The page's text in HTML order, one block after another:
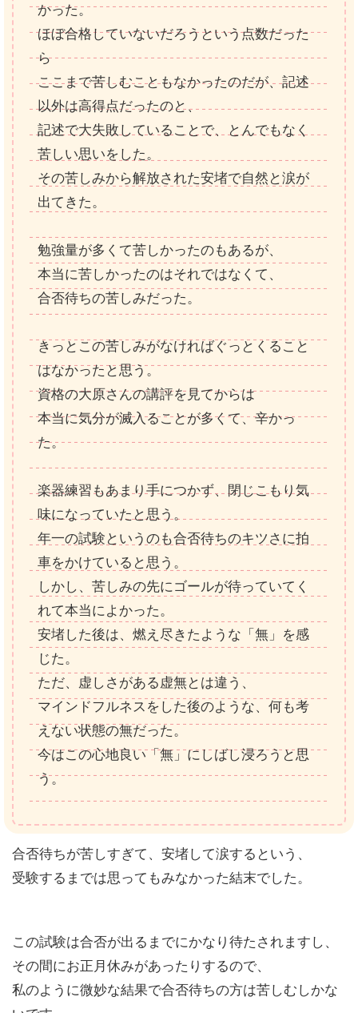
かった。
ほぼ合格していないだろうという点数だった
ら
ここまで苦しむこともなかったのだが、記述
以外は高得点だったのと、
記述で大失敗していることで、とんでもなく
苦しい思いをした。
その苦しみから解放された安堵で自然と涙が
出てきた。
勉強量が多くて苦しかったのもあるが、
本当に苦しかったのはそれではなくて、
合否待ちの苦しみだった。
きっとこの苦しみがなければぐっとくること
はなかったと思う。
資格の大原さんの講評を見てからは
本当に気分が滅入ることが多くて、辛かっ
た。
楽器練習もあまり手につかず、閉じこもり気
味になっていたと思う。
年一の試験というのも合否待ちのキツさに拍
車をかけていると思う。
しかし、苦しみの先にゴールが待っていてく
れて本当によかった。
安堵した後は、燃え尽きたような「無」を感
じた。
ただ、虚しさがある虚無とは違う、
マインドフルネスをした後のような、何も考
えない状態の無だった。
今はこの心地良い「無」にしばし浸ろうと思
う。
合否待ちが苦しすぎて、安堵して涙するという、
受験するまでは思ってもみなかった結末でした。
この試験は合否が出るまでにかなり待たされますし、
その間にお正月休みがあったりするので、
私のように微妙な結果で合否待ちの方は苦しむしかな